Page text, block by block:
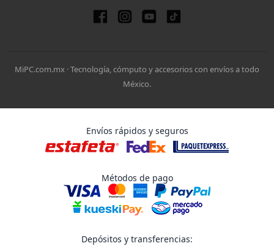
MiPC.com.mx · Tecnología, cómputo y accesorios con envíos a todo
México.
Envíos rápidos y seguros
Métodos de pago
Depósitos y transferencias: